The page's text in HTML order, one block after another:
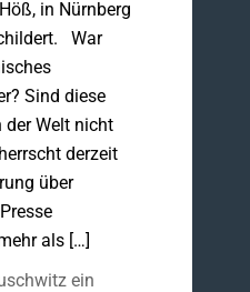
in Nürnberg
War
Sind diese
der Welt nicht
derzeit
über
als […]
ein